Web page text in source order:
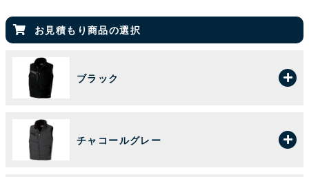
お見積もり商品の選択
ブラック
チャコールグレー